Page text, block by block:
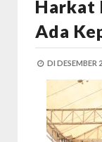
Harkat
Ada
DI DESEMBER